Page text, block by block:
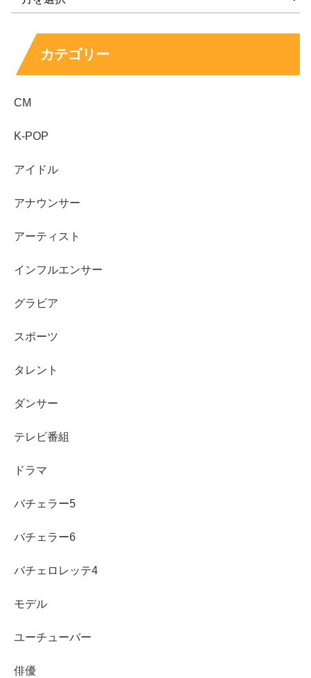
ョートアイアンを生かしたプレー
イントです。
山田彩歩さんは、かわいい雰囲気と努力型のゴルフ経歴が
山田彩歩さんは自然な笑顔やさわやかな雰囲気がか
彼氏の存在を本人が公表した情報は見当たりませ
好きなタイプや恋愛観についても明確な公表情報は
カテゴリー
CM
K-POP
アイドル
アナウンサー
アーティスト
インフルエンサー
グラビア
スポーツ
タレント
ダンサー
テレビ番組
ドラマ
バチェラー5
バチェラー6
バチェロレッテ4
モデル
ユーチューバー
俳優